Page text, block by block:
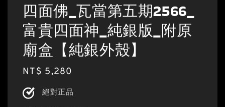
四面佛_瓦當第五期2566_
富貴四面神_純銀版_附原
廟盒【純銀外殼】
Regular
price
NT$ 5,280
絕對正品